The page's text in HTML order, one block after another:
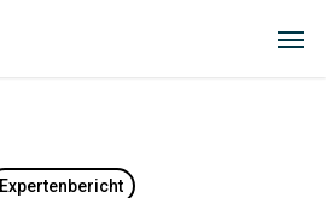
Expertenbericht